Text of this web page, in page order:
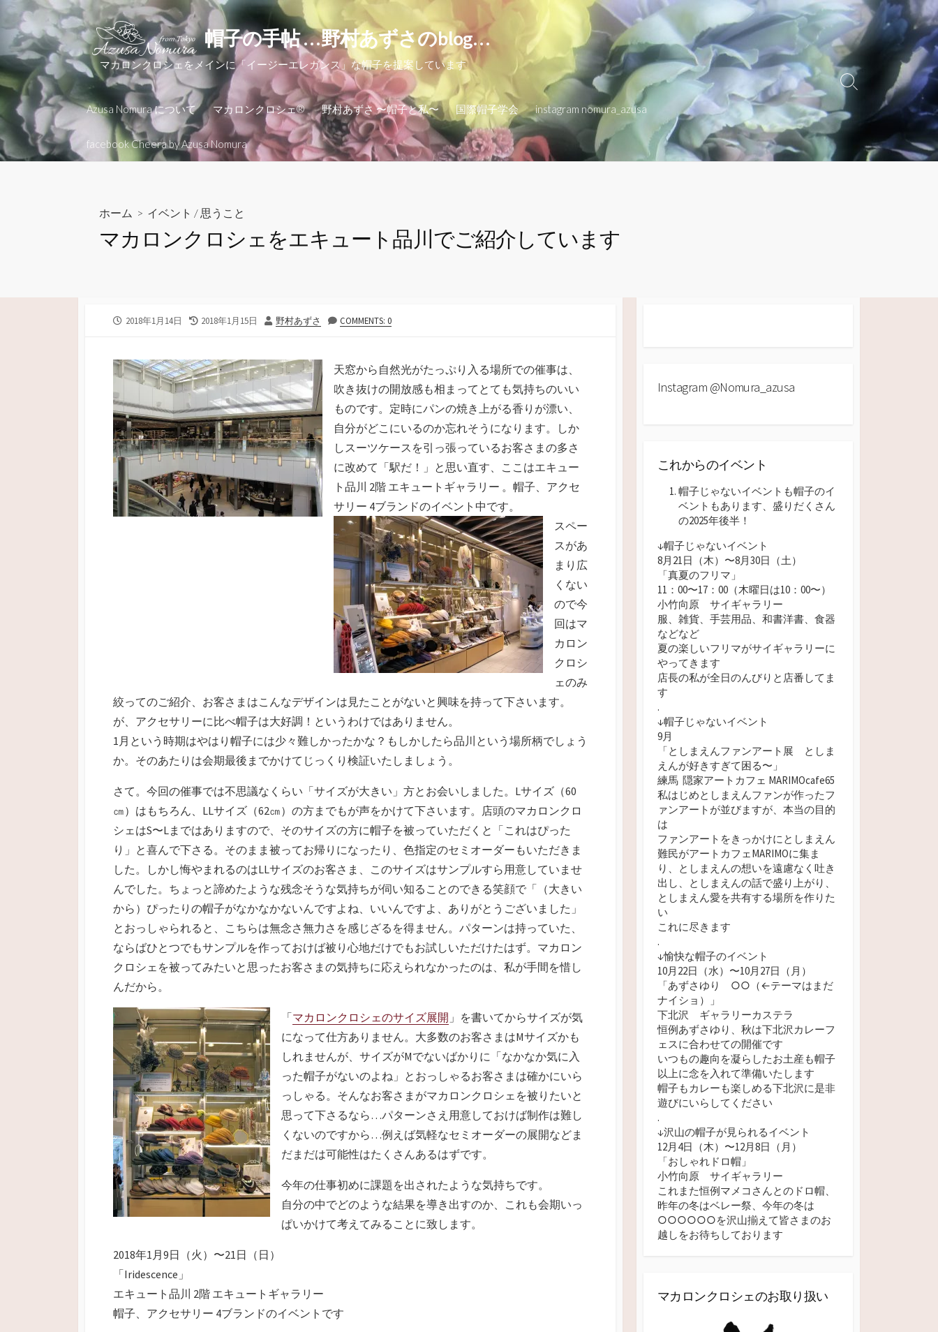
ン
テ
ン
ツ
へ
ス
キ
ッ
帽子の手帖 …野村あずさのblog…
マカロンクロシェをメインに「イージーエレガンス」な帽子を提案しています
Azusa Nomura について マカロンクロシェ® 野村あずさ 〜帽子と私〜 国際帽子学会 instagram nomura_azusa
facebook Cheera by Azusa Nomura
検
切
え
ホーム > イベント / 思うこと
マカロンクロシェをエキュート品川でご紹介しています
公
2018年1月14日
最
新
日
2018年1月15日
投
野村あずさ COMMENTS: 0
天窓から自然光がたっぷり入る場所での催事は、
吹き抜けの開放感も相まってとても気持ちのいい
ものです。定時にパンの焼き上がる香りが漂い、
自分がどこにいるのか忘れそうになります。しか
しスーツケースを引っ張っているお客さまの多さ
に改めて「駅だ！」と思い直す、ここはエキュー
ト品川 2階 エキュートギャラリー 。帽子、アクセ
サリー 4ブランドのイベント中です。
スペー
スがあ
まり広
くない
ので今
回はマ
カロン
クロシ
ェのみ
絞ってのご紹介、お客さまはこんなデザインは見たことがないと興味を持って下さいます。
が、アクセサリーに比べ帽子は大好調！というわけではありません。
1月という時期はやはり帽子には少々難しかったかな？もしかしたら品川という場所柄でしょう
か。そのあたりは会期最後までかけてじっくり検証いたしましょう。
さて。今回の催事では不思議なくらい「サイズが大きい」方とお会いしました。Lサイズ（60
㎝）はもちろん、LLサイズ（62㎝）の方までもが声をかけて下さいます。店頭のマカロンクロ
シェはS〜Lまではありますので、そのサイズの方に帽子を被っていただくと「これはぴった
り」と喜んで下さる。そのまま被ってお帰りになったり、色指定のセミオーダーもいただきま
した。しかし悔やまれるのはLLサイズのお客さま、このサイズはサンプルすら用意していませ
んでした。ちょっと諦めたような残念そうな気持ちが伺い知ることのできる笑顔で「（大きい
から）ぴったりの帽子がなかなかないんですよね、いいんですよ、ありがとうございました」
とおっしゃられると、こちらは無念さ無力さを感じざるを得ません。パターンは持っていた、
ならばひとつでもサンプルを作っておけば被り心地だけでもお試しいただけたはず。マカロン
クロシェを被ってみたいと思ったお客さまの気持ちに応えられなかったのは、私が手間を惜し
んだから。
「マカロンクロシェのサイズ展開 」を書いてからサイズが気
になって仕方ありません。大多数のお客さまはMサイズかも
しれませんが、サイズがMでないばかりに「なかなか気に入
った帽子がないのよね」とおっしゃるお客さまは確かにいら
っしゃる。そんなお客さまがマカロンクロシェを被りたいと
思って下さるなら…パターンさえ用意しておけば制作は難し
くないのですから…例えば気軽なセミオーダーの展開などま
だまだは可能性はたくさんあるはずです。
今年の仕事初めに課題を出されたような気持ちです。
自分の中でどのような結果を導き出すのか、これも会期いっ
ぱいかけて考えてみることに致します。
2018年1月9日（火）〜21日（日）
「Iridescence」
エキュート品川 2階 エキュートギャラリー
帽子、アクセサリー 4ブランドのイベントです
Instagram @nomura_azusa
これからのイベント
帽子じゃないイベントも帽子のイ
ベントもあります、盛りだくさん
の2025年後半！
↓帽子じゃないイベント
8月21日（木）〜8月30日（土）
「真夏のフリマ」
11：00〜17：00（木曜日は10：00〜）
小竹向原 サイギャラリー
服、雑貨、手芸用品、和書洋書、食器
などなど
夏の楽しいフリマがサイギャラリーに
やってきます
店長の私が全日のんびりと店番してま
す
.
↓帽子じゃないイベント
9月
「としまえんファンアート展 としま
えんが好きすぎて困る〜」
練馬 隠家アートカフェ MARIMOcafe65
私はじめとしまえんファンが作ったフ
ァンアートが並びますが、本当の目的
は
ファンアートをきっかけにとしまえん
難民がアートカフェMARIMOに集ま
り、としまえんの想いを遠慮なく吐き
出し、としまえんの話で盛り上がり、
としまえん愛を共有する場所を作りた
い
これに尽きます
.
↓愉快な帽子のイベント
10月22日（水） 〜10月27日（月）
「あずさゆり ○○（←テーマはまだ
ナイショ）」
下北沢 ギャラリーカステラ
恒例あずさゆり、秋は下北沢カレーフ
ェスに合わせての開催です
いつもの趣向を凝らしたお土産も帽子
以上に念を入れて準備いたします
帽子もカレーも楽しめる下北沢に是非
遊びにいらしてください
.
↓沢山の帽子が見られるイベント
12月4日（木）〜12月8日（月）
「おしゃれドロ帽」
小竹向原 サイギャラリー
これまた恒例マメコさんとのドロ帽、
昨年の冬はベレー祭、今年の冬は
○○○○○○を沢山揃えて皆さまのお
越しをお待ちしております
マカロンクロシェのお取り扱い